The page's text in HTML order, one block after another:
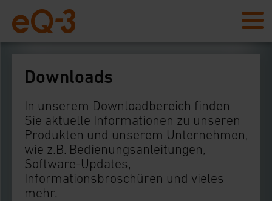
Downloads
In unserem Downloadbereich finden
Sie aktuelle Informationen zu unseren
Produkten und unserem Unternehmen,
wie z.B. Bedienungsanleitungen,
Software-Updates,
Informationsbroschüren und vieles
mehr.